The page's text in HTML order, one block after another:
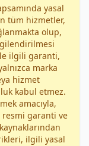
yasal
tüm hizmetler,
olup,
ilgili garanti,
marka
hizmet
kabul etmez.
amacıyla,
resmi garanti ve
ilgili yasal